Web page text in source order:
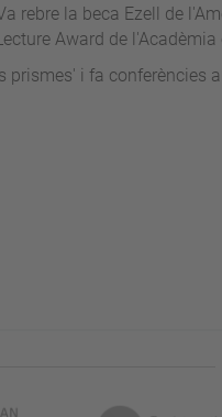
rebre la beca Ezell de
Award de l'Acadèmia
i fa conferències